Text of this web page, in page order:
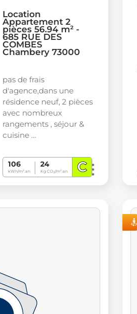
Location
Appartement 2
pièces 56.94 m² -
685 RUE DES
COMBES
Chambery 73000
pas de frais
d'agence,dans une
résidence neuf, 2 pièces
avec nombreux
rangements , séjour &
cuisine …
106
kWh/m².an
24
Kg CO2/m².an C